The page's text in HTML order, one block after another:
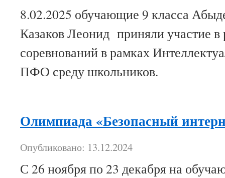
8.02.2025 обучающие 9 класса
Казаков Леонид приняли участие в
соревнований в рамках
ПФО среду школьников.
Олимпиада «Безопасный
Опубликовано: 13.12.2024
С 26 ноября по 23 декабря на